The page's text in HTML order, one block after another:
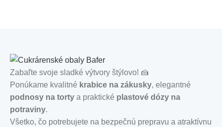
Zabaľte svoje sladké výtvory štýlovo! 🍰
Ponúkame kvalitné krabice na zákusky, elegantné
podnosy na torty a praktické plastové dózy na
potraviny.
Všetko, čo potrebujete na bezpečnú prepravu a atraktívnu